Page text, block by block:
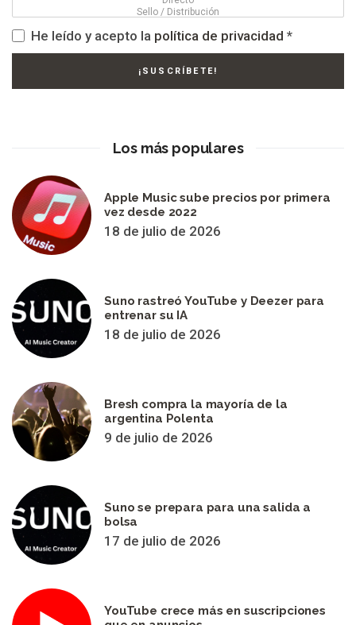
He leído y acepto la política de privacidad *
Los más populares
Apple Music sube precios por primera
vez desde 2022
18 de julio de 2026
Suno rastreó YouTube y Deezer para
entrenar su IA
18 de julio de 2026
Bresh compra la mayoría de la
argentina Polenta
9 de julio de 2026
Suno se prepara para una salida a
bolsa
17 de julio de 2026
YouTube crece más en suscripciones